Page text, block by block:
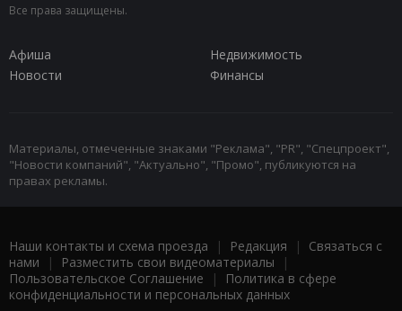
Все права защищены.
Афиша
Недвижимость
Новости
Финансы
Материалы, отмеченные знаками "Реклама", "PR", "Спецпроект",
"Новости компаний", "Актуально", "Промо", публикуются на
правах рекламы.
Наши контакты и схема проезда | Редакция | Связаться с
нами | Разместить свои видеоматериалы |
Пользовательское Соглашение |
Политика в сфере
конфиденциальности и персональных данных